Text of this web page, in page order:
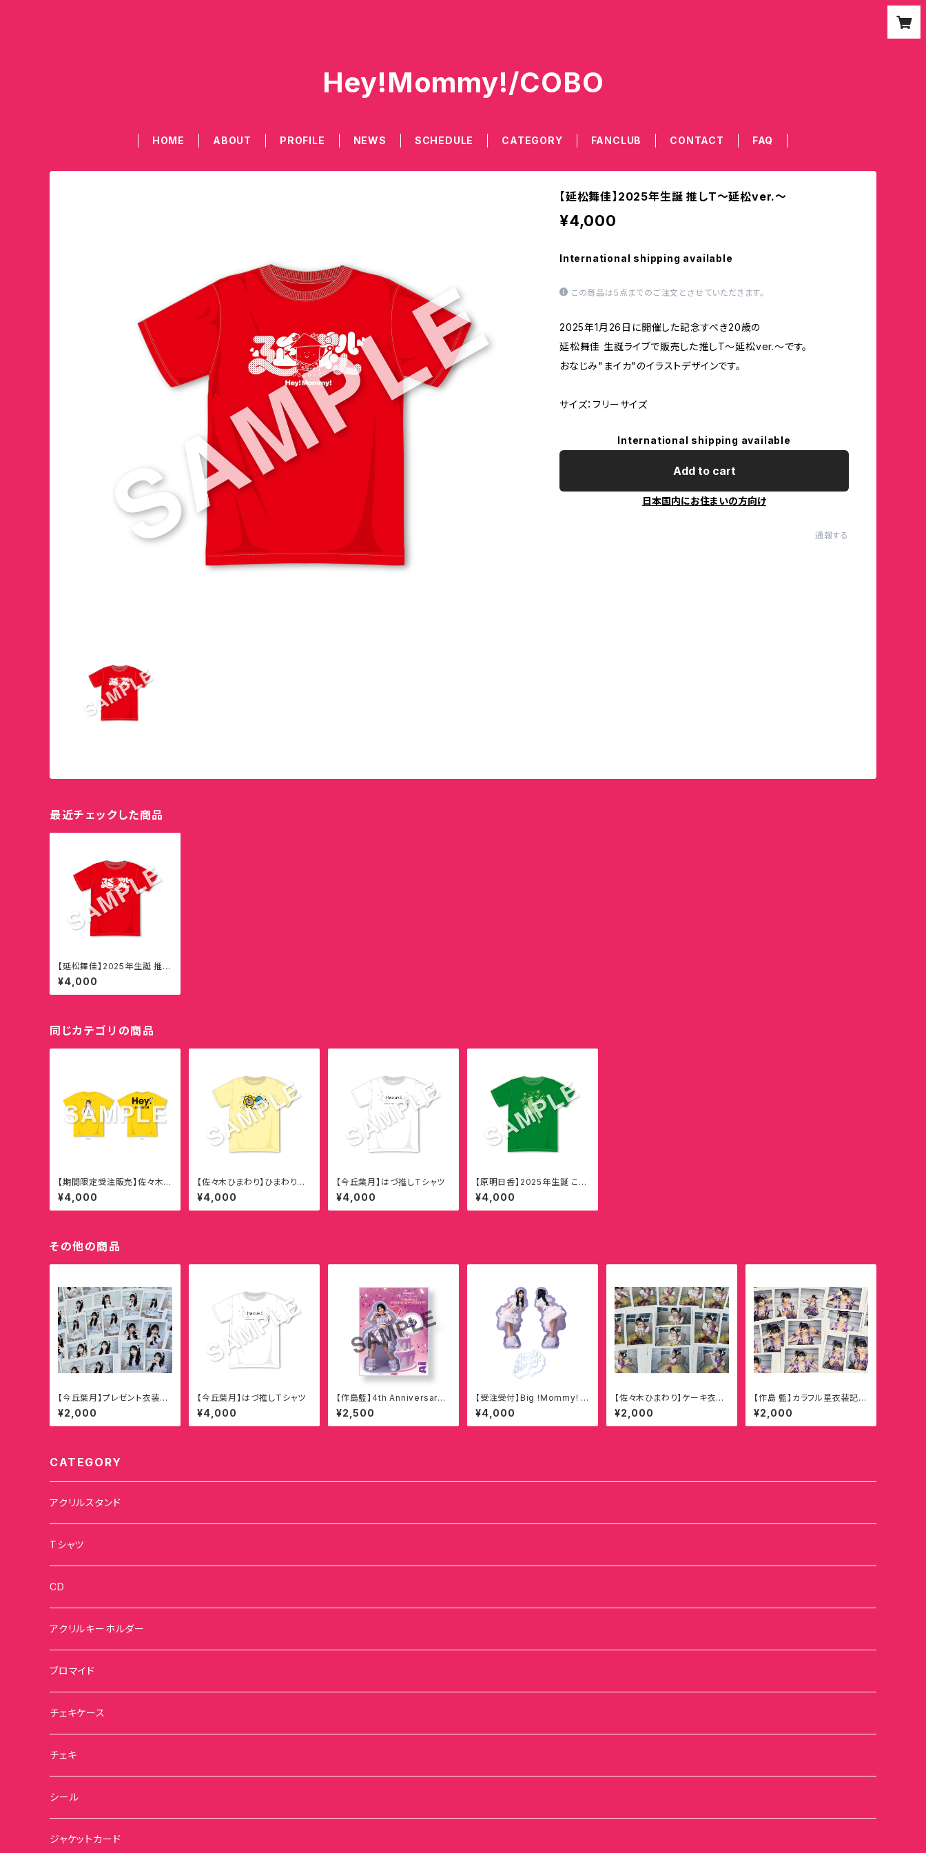
Hey!Mommy!/COBO
HOME ABOUT PROFILE NEWS SCHEDULE CATEGORY FANCLUB CONTACT FAQ
【延松舞佳】2025年生誕 推しT〜延松ver.〜
¥4,000
International shipping available
この商品は5点までのご注文とさせていただきます。
2025年1月26日に開催した記念すべき20歳の
延松舞佳 生誕ライブで販売した推しT〜延松ver.〜です。
おなじみ"まイカ"のイラストデザインです。
サイズ：フリーサイズ
International shipping available
Add to cart
日本国内にお住まいの方向け
通報する
最近チェックした商品
【延松舞佳】2025年生誕 推し
T〜延松ver.〜
¥4,000
同じカテゴリの商品
【期間限定受注販売】佐々木ひ
まわり生誕祭2026 ひまわり
組 拡大宣言！「 ひまわり組拡
大Tシャツ!!!」
¥4,000
【佐々木ひまわり】ひまわり組
の制服てぃーしゃつ♪
¥4,000
【今丘葉月】はづ推しTシャツ
¥4,000
【原明日香】2025年生誕 この
世界はきっとそうだ限界はな
い原ぺこTシャツ
¥4,000
その他の商品
【今丘葉月】プレゼント衣装記
念ランダムチェキ
¥2,000
【今丘葉月】はづ推しTシャツ
¥4,000
【作島藍】4th Anniversary
Live YUMMY!! BIRTHDA
Y!! PARTY!! プレゼント衣
装 アクリルスタンド
¥2,500
【受注受付】Big !Mommy! ア
クリルスタンド【今丘葉月】
¥4,000
【佐々木ひまわり】ケーキ衣装
（初期衣装カスタム）記念ラン
ダムチェキ
¥2,000
【作島 藍】カラフル星衣装記念
ランダムチェキ
¥2,000
CATEGORY
アクリルスタンド
Tシャツ
CD
アクリルキーホルダー
ブロマイド
チェキケース
チェキ
シール
ジャケットカード